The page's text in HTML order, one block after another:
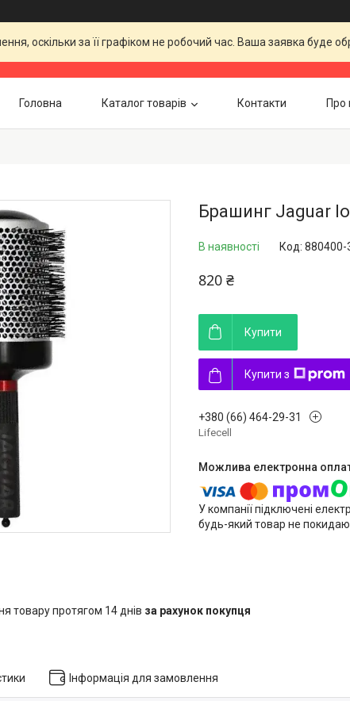
оскільки за її графіком не робочий час. Ваша заявка буде
Головна Каталог товарів Контакти Про
Брашинг Jaguar
В наявності Код: 880400-
820 ₴
Купити
Купити з
+380 (66) 464-29-31
Lifecell
У компанії підключені
будь-який товар не
товару протягом 14 днів за рахунок покупця
Інформація для замовлення